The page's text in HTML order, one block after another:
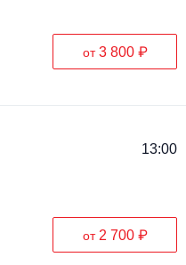
от3 800 ₽
13:00
от 2 700 ₽